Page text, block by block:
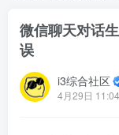
微信聊天对话
误
i3综合社区
4月29日